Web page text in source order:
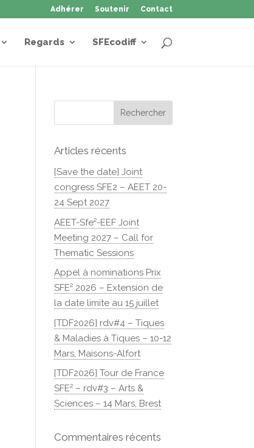
Adhérer Soutenir Contact
Regards SFEcodiff
Articles récents
[Save the date] Joint
congress SFE2 – AEET 20-
24 Sept 2027
AEET-Sfe²-EEF Joint
Meeting 2027 – Call for
Thematic Sessions
Appel à nominations Prix
SFE² 2026 – Extension de
la date limite au 15 juillet
[TDF2026] rdv#4 – Tiques
& Maladies à Tiques – 10-12
Mars, Maisons-Alfort
[TDF2026] Tour de France
SFE² – rdv#3 – Arts &
Sciences – 14 Mars, Brest
Commentaires récents